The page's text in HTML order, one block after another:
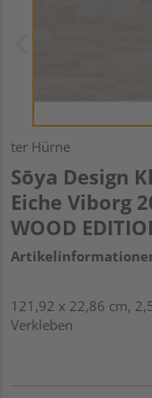
ter Hürne
Sōya Design
Eiche Viborg
WOOD
121,92 x 22,86 cm,
Verkleben